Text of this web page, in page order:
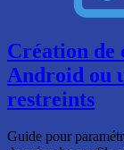
Création de
Android ou
restreints
Guide pour